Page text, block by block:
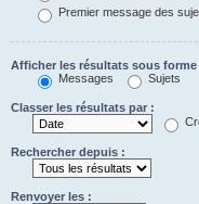
Premier message des
Afficher les résultats sous forme
Messages
Sujets
Classer les résultats par :
Rechercher depuis :
Renvoyer les :